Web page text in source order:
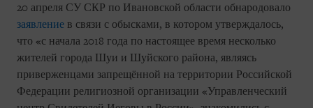
20 апреля СУ СКР по Ивановской области обнародовало
заявление в связи с обысками, в котором утверждалось,
что «с начала 2018 года по настоящее время несколько
жителей города Шуи и Шуйского района, являясь
приверженцами запрещённой на территории Российской
Федерации религиозной организации «Управленческий